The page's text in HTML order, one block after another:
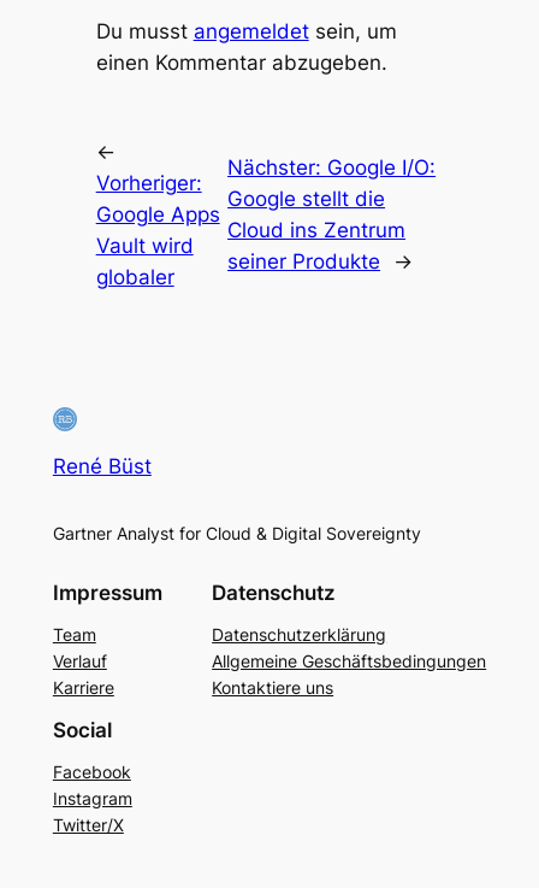
Du musst angemeldetsein, um
einen Kommentar abzugeben.
←
Vorheriger:
Google Apps
Vault wird
globaler
Nächster: Google I/O:
Google stellt die
Cloud ins Zentrum
seiner Produkte
→
René Büst
Gartner Analyst for Cloud & Digital Sovereignty
Impressum
Team
Verlauf
Karriere
Datenschutz
Datenschutzerklärung
Allgemeine Geschäftsbedingungen
Kontaktiere uns
Social
Facebook
Instagram
Twitter/X